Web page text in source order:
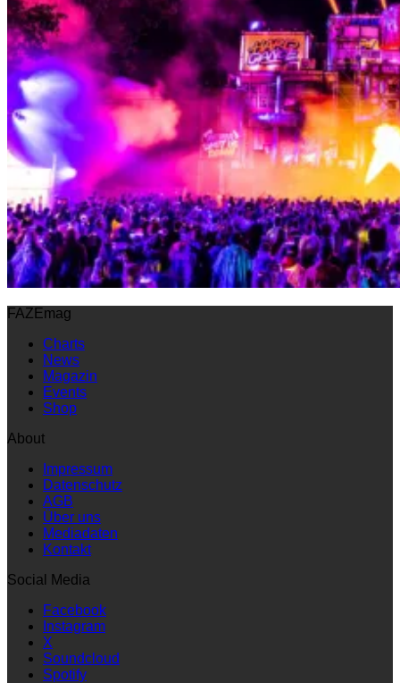
FAZEmag
Charts
News
Magazin
Events
Shop
About
Impressum
Datenschutz
AGB
Über uns
Mediadaten
Kontakt
Social Media
Facebook
Instagram
X
Soundcloud
Spotify